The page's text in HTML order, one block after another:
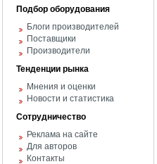
Подбор оборудования
Блоги производителей
Поставщики
Производители
Тенденции рынка
Мнения и оценки
Новости и статистика
Сотрудничество
Реклама на сайте
Для авторов
Контакты